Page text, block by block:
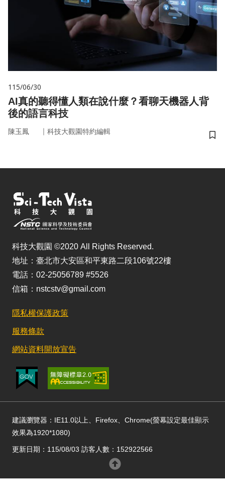
115/06/30
AI真的聽得懂人類在說什麼？看聊天機器人背
後的語言科技
陳玉鳳 ｜ 科技大觀園特約編輯
儲
科技大觀園 ©2020 All Rights Reserved.
地址：臺北市大安區和平東路二段106號22樓
電話：02-25056789 #5526
信箱：nstcstv@gmail.com
隱私權保護政策
服務條款
網站資料開放宣告
建議瀏覽器：IE11.0以上、Firefox、Chrome(螢幕設定最佳顯示
效果為1920*1080)
更新日期：115/08/03 訪客人數：152922566
回頂部